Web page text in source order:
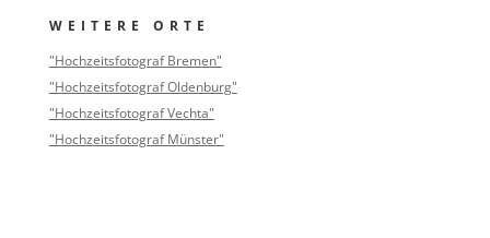
WEITERE ORTE
"Hochzeitsfotograf Bremen"
"Hochzeitsfotograf Oldenburg"
"Hochzeitsfotograf Vechta"
"Hochzeitsfotograf Münster"